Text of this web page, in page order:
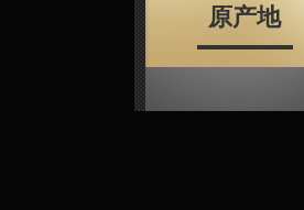
原产地